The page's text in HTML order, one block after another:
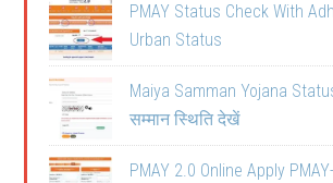
PMAY Status Check With
Urban Status
Maiya Samman Yojana
सम्मान स्थिति देखें
PMAY 2.0 Online Apply